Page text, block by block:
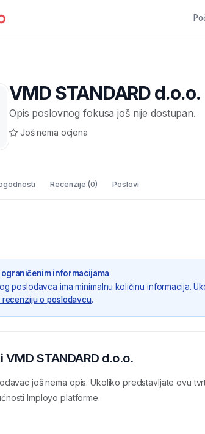
VMD STANDARD d.o.o.
Opis poslovnog fokusa još nije dostupan.
Još nema ocjena
Recenzije (0) Poslovi
ograničenim informacijama
poslodavca ima minimalnu količinu informacija.
recenziju o poslodavcu.
VMD STANDARD d.o.o.
još nema opis. Ukoliko predstavljate ovu
Imployo platforme.